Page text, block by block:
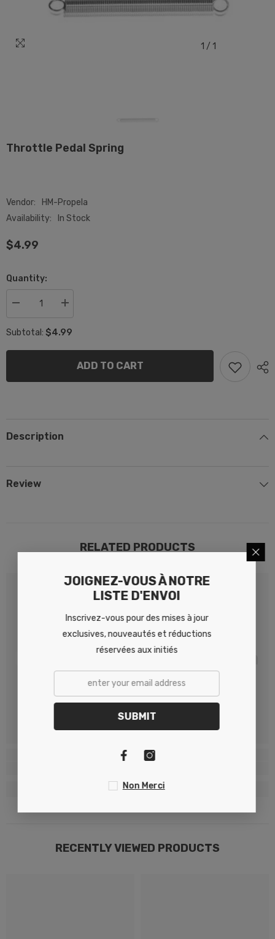
1 / 1
Throttle Pedal Spring
Vendor:
HM-Propela
Availability:
In Stock
$4.99
Quantity:
Decrease
quantity
Throttle
spring
Increase
quantity
Throttle
spring
Subtotal: $4.99
ADD TO CART
Description
Review
RELATED PRODUCTS
HM Propela HM Propela
RECENTLY VIEWED PRODUCTS
JOIGNEZ-VOUS À NOTRE
LISTE D'ENVOI
Inscrivez-vous pour des mises à jour
exclusives, nouveautés et réductions
réservées aux initiés
SUBMIT
Non Merci